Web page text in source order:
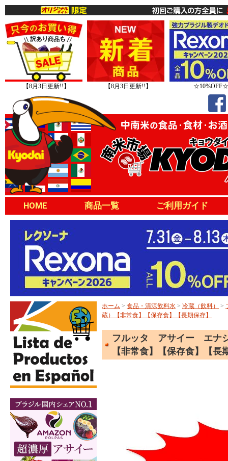
【8月3日更新!!】 【8月3日更新!!】 ☆10%OFF☆
HOME 商品一覧 ご利用ガイド
ホーム > 食品・清涼飲料水 > 冷蔵（飲料） >
蔵）【非常食】【保存食】【長期保存】
フルッタ アサイー エナ
【非常食】【保存食】【長